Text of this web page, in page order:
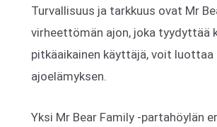
Turvallisuus ja tarkkuus ovat Mr
virheettömän ajon, joka tyydyttää
pitkäaikainen käyttäjä, voit
ajoelämyksen.
Yksi Mr Bear Family -partahöylän